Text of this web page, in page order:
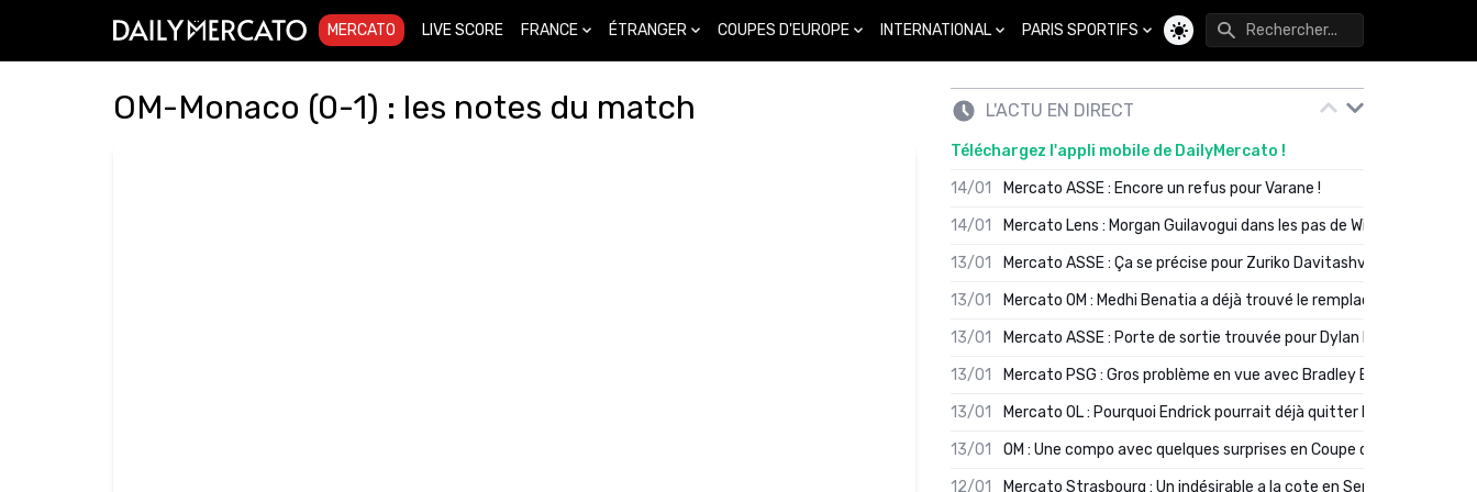
MERCATO LIVE SCORE FRANCE ÉTRANGER COUPES D'EUROPE INTERNATIONAL PARIS SPORTIFS
Changer de thème
OM-Monaco (0-1) : les notes du match L'ACTU EN DIRECT
Téléchargez l'appli mobile de DailyMercato !
14/01
Mercato ASSE : Encore un refus pour Varane !
14/01
Mercato Lens : Morgan Guilavogui dans les pas de Will Still ?
13/01
Mercato ASSE : Ça se précise pour Zuriko Davitashvili
13/01
Mercato OM : Medhi Benatia a déjà trouvé le remplaçant de Robinio
13/01
Mercato ASSE : Porte de sortie trouvée pour Dylan Batubinsika
13/01
Mercato PSG : Gros problème en vue avec Bradley Barcola ?
13/01
Mercato OL : Pourquoi Endrick pourrait déjà quitter Lyon en janvier
13/01
OM : Une compo avec quelques surprises en Coupe de France
12/01
Mercato Strasbourg : Un indésirable a la cote en Serie A